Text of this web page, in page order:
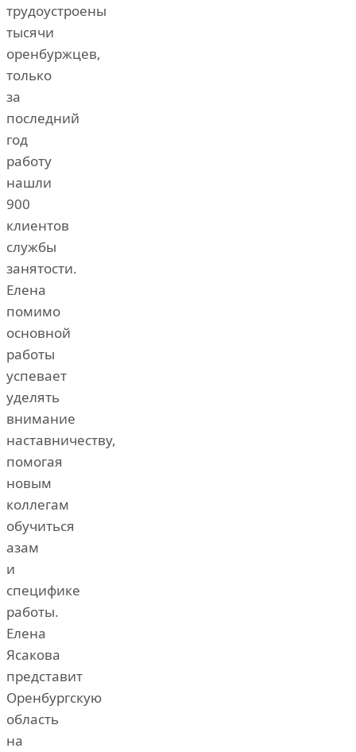
трудоустроены
тысячи
оренбуржцев,
только
за
последний
год
работу
нашли
900
клиентов
службы
занятости.
Елена
помимо
основной
работы
успевает
уделять
внимание
наставничеству,
помогая
новым
коллегам
обучиться
азам
и
специфике
работы.
Елена
Ясакова
представит
Оренбургскую
область
на